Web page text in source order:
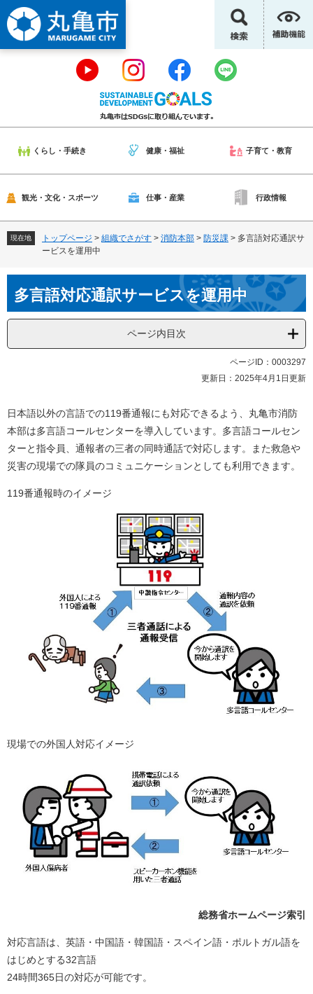
ー
ジ
の
。
ニ
ュ
ー
て
くらし・手続き 健康・福祉 子育て・教育
観光・文化・スポーツ 仕事・産業 行政情報
現在地 トップページ > 組織でさがす > 消防本部 > 防災課 > 多言語対応通訳サ
ービスを運用中
文多言語対応通訳サービスを運用中
ページ内目次
ページID：0003297
更新日：2025年4月1日更新
日本語以外の言語での119番通報にも対応できるよう、丸亀市消防
本部は多言語コールセンターを導入しています。多言語コールセン
ターと指令員、通報者の三者の同時通話で対応します。また救急や
災害の現場での隊員のコミュニケーションとしても利用できます。
119番通報時のイメージ
現場での外国人対応イメージ
総務省ホームページ索引
対応言語は、英語・中国語・韓国語・スペイン語・ポルトガル語を
はじめとする32言語
24時間365日の対応が可能です。